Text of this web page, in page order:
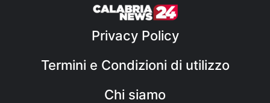
Privacy Policy
Termini e Condizioni di utilizzo
Chi siamo